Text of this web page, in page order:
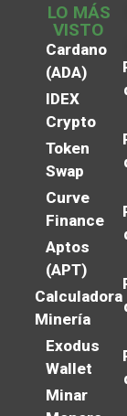
LO MÁS
VISTO
Cardano
(ADA)
IDEX
Crypto
Token
Swap
Curve
Finance
Aptos
(APT)
Calculadora
Minería
Exodus
Wallet
Minar